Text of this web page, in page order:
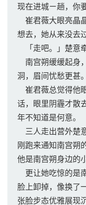
现在进城ㄧ趟，你
崔君薇大眼亮晶
想去，她从来没去
「走吧。」楚意
南宫朔缓缓起身
洞，眉间忧愁更甚。
崔君薇总觉得他
话，眼里阴霾才散
年不知道是何意。
三人走出营外楚
刚跑来通知南宫朔
他是南宫朔身边的
更让她吃惊的是
脸上卸掉，像换了
张脸步态优雅展现